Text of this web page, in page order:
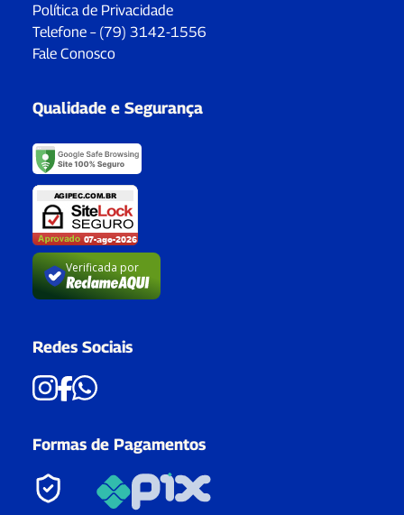
Política de Privacidade
Telefone – (79) 3142-1556
Fale Conosco
Qualidade e Segurança
Verificada por
Redes Sociais
Formas de Pagamentos